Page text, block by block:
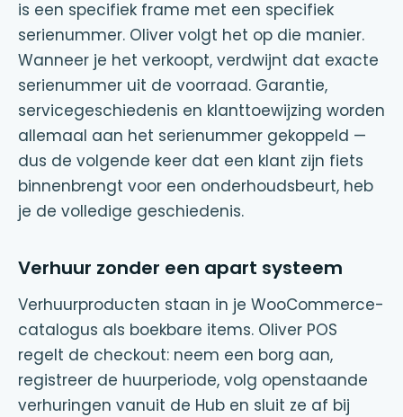
is een specifiek frame met een specifiek
serienummer. Oliver volgt het op die manier.
Wanneer je het verkoopt, verdwijnt dat exacte
serienummer uit de voorraad. Garantie,
servicegeschiedenis en klanttoewijzing worden
allemaal aan het serienummer gekoppeld —
dus de volgende keer dat een klant zijn fiets
binnenbrengt voor een onderhoudsbeurt, heb
je de volledige geschiedenis.
Verhuur zonder een apart systeem
Verhuurproducten staan in je WooCommerce-
catalogus als boekbare items. Oliver POS
regelt de checkout: neem een borg aan,
registreer de huurperiode, volg openstaande
verhuringen vanuit de Hub en sluit ze af bij